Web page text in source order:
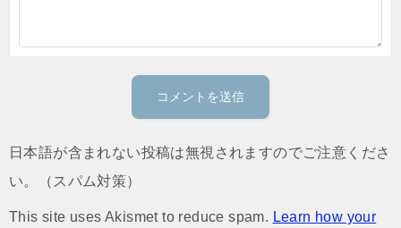
日本語が含まれない投稿は無視されますのでご注意くださ
い。（スパム対策）
This site uses Akismet to reduce spam. Learn how your